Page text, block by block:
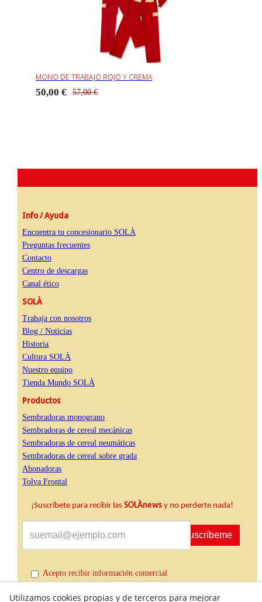
MONO DE TRABAJO ROJO Y CREMA
57,00 €
50,00 €
Info / Ayuda
Encuentra tu concesionario SOLÀ
Preguntas frecuentes
Contacto
Centro de descargas
Canal ético
SOLÀ
Trabaja con nosotros
Blog / Noticias
Historia
Cultura SOLÀ
Nuestro equipo
Tienda Mundo SOLÀ
Productos
Sembradoras monograno
Sembradoras de cereal mecánicas
Sembradoras de cereal neumáticas
Sembradoras de cereal sobre grada
Abonadoras
Tolva Frontal
¡Suscríbete para recibir las SOLÀnews y no perderte nada!
Suscríbeme
Acepto recibir información comercial
Utilizamos cookies propias y de terceros para mejorar